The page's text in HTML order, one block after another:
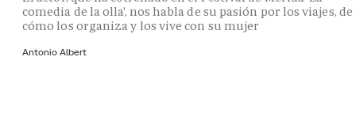
comedia de la olla', nos habla de su pasión por los viajes, de
cómo los organiza y los vive con su mujer
Antonio Albert